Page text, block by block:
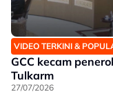
VIDEO TERKINI &
GCC kecam
Tulkarm
27/07/2026